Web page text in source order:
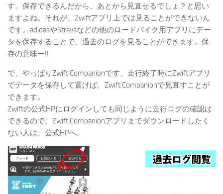
す。保存できるんだから、あとから見直せるでしょ？と思い
ますよね。それが、Zwiftアプリ上では見ることができないん
です。adidasやStravaなどの他のロードバイク用アプリにデー
タを保存することで、過去のログを見ることができます。保
存の意味ー!!
で、やっぱりZwift Companionです。走行終了時にZwiftアプリ
でデータを保存して置けば、Zwift Companionで見直すことが
できます。
Zwiftの公式HPにログインしても同じように走行ログの確認は
できるので、Zwift Companionアプリまでダウンロードしたく
ない人は、公式HPへ。